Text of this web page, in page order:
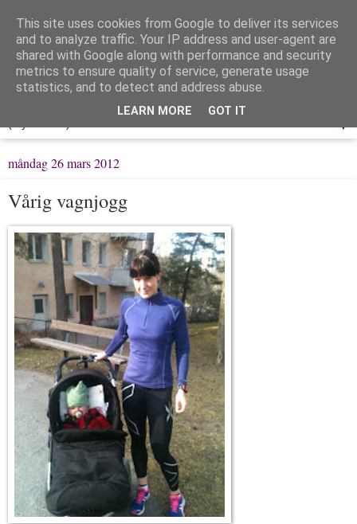
Löpning & Livet
Mitt liv, mina tankar & min träning
▼
måndag 26 mars 2012
Vårig vagnjogg
This site uses cookies from Google to deliver its services
and to analyze traffic. Your IP address and user-agent are
shared with Google along with performance and security
metrics to ensure quality of service, generate usage
statistics, and to detect and address abuse.
LEARN MORE GOT IT